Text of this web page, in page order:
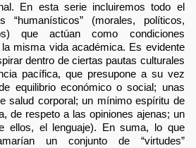
En esta serie incluiremos todo el
“humanísticos” (morales, políticos,
que actúan como condiciones
misma vida académica. Es evidente
dentro de ciertas pautas culturales
pacífica, que presupone a su vez
equilibrio económico o social; unas
salud corporal; un mínimo espíritu de
de respeto a las opiniones ajenas; un
ellos, el lenguaje). En suma, lo que
un conjunto de “virtudes”